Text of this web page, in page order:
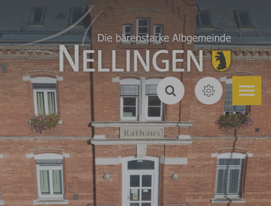
Zum Hauptinhalt springen